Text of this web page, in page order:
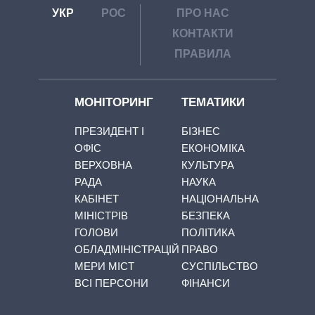
УКР РОС
ПРО НАС
КОНТАКТИ
ПРАВИЛА
МОНІТОРИНГ
ПРЕЗИДЕНТ І
ОФІС
ВЕРХОВНА
РАДА
КАБІНЕТ
МІНІСТРІВ
ГОЛОВИ
ОБЛАДМІНІСТРАЦІЙ
МЕРИ МІСТ
ВСІ ПЕРСОНИ
ТЕМАТИКИ
БІЗНЕС
ЕКОНОМІКА
КУЛЬТУРА
НАУКА
НАЦІОНАЛЬНА
БЕЗПЕКА
ПОЛІТИКА
ПРАВО
СУСПІЛЬСТВО
ФІНАНСИ